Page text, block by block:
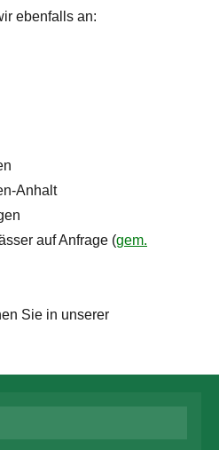
ebenfalls an:
Anhalt
auf Anfrage (gem.
Sie in unserer